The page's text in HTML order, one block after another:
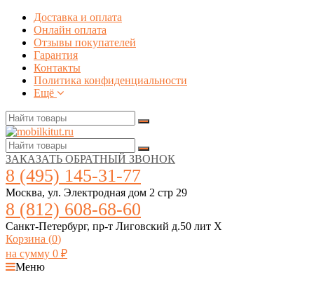
Доставка и оплата
Онлайн оплата
Отзывы покупателей
Гарантия
Контакты
Политика конфиденциальности
Ещё
ЗАКАЗАТЬ ОБРАТНЫЙ ЗВОНОК
8 (495) 145-31-77
Москва, ул. Электродная дом 2 стр 29
8 (812) 608-68-60
Санкт-Петербург, пр-т Лиговский д.50 лит Х
Корзина (0)
на сумму 0 ₽
Меню